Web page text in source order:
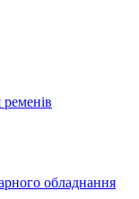
обладнання